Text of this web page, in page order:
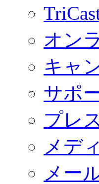
オン
キャ
サポ
プレ
メデ
メー